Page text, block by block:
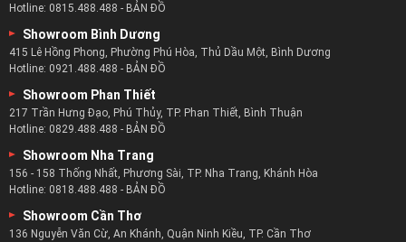
Hotline: 0815.488.488 - BẢN ĐỒ
Showroom Bình Dương
415 Lê Hồng Phong, Phường Phú Hòa, Thủ Dầu Một, Bình Dương
Hotline: 0921.488.488 - BẢN ĐỒ
Showroom Phan Thiết
217 Trần Hưng Đạo, Phú Thủy, TP. Phan Thiết, Bình Thuận
Hotline: 0829.488.488 - BẢN ĐỒ
Showroom Nha Trang
156 - 158 Thống Nhất, Phương Sài, TP. Nha Trang, Khánh Hòa
Hotline: 0818.488.488 - BẢN ĐỒ
Showroom Cần Thơ
136 Nguyễn Văn Cừ, An Khánh, Quận Ninh Kiều, TP. Cần Thơ